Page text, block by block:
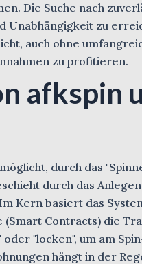
Die Suche nach
Unabhängigkeit zu
auch ohne
zu profitieren.
afkspin
durch das
durch das
Kern basiert das
Contracts) die
"locken", um am
hängt in der